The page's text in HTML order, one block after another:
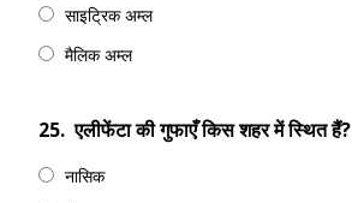
साइट्रिक अम्ल
मैलिक अम्ल
25. एलीफेंटा की गुफाएँ किस शहर में स्थित हैं?
नासिक